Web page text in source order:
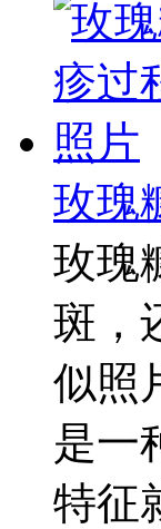
玫瑰
玫瑰
斑，
似照
是一
特征